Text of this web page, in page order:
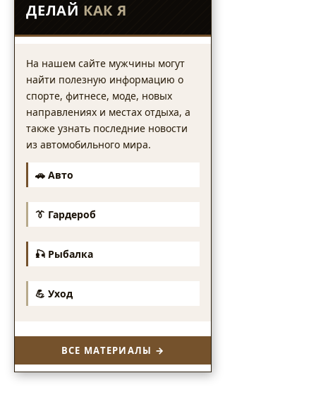
ДЕЛАЙ КАК Я
На нашем сайте мужчины могут
найти полезную информацию о
спорте, фитнесе, моде, новых
направлениях и местах отдыха, а
также узнать последние новости
из автомобильного мира.
🚗 Авто
👔 Гардероб
🎣 Рыбалка
💪 Уход
ВСЕ МАТЕРИАЛЫ →